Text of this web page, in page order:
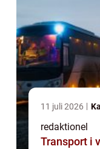
11 juli 2026
redaktionel
Transport i visby så